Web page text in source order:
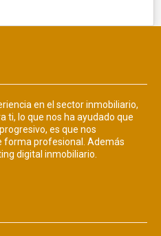
en el sector inmobiliario,
ti, lo que nos ha ayudado que
es que nos
forma profesional. Además
digital inmobiliario.